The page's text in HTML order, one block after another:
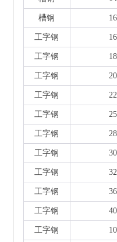
槽钢
工字钢
工字钢
工字钢
工字钢
工字钢
工字钢
工字钢
工字钢
工字钢
工字钢
工字钢